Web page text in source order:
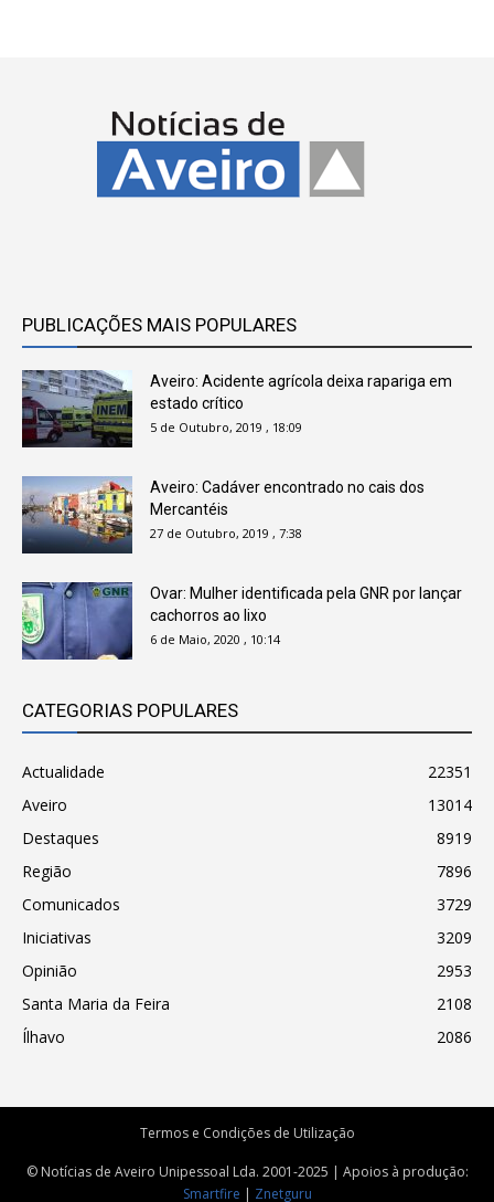
PUBLICAÇÕES MAIS POPULARES
Aveiro: Acidente agrícola deixa rapariga em
estado crítico
5 de Outubro, 2019 , 18:09
Aveiro: Cadáver encontrado no cais dos
Mercantéis
27 de Outubro, 2019 , 7:38
Ovar: Mulher identificada pela GNR por lançar
cachorros ao lixo
6 de Maio, 2020 , 10:14
CATEGORIAS POPULARES
Actualidade
22351
Aveiro
13014
Destaques
8919
Região
7896
Comunicados
3729
Iniciativas
3209
Opinião
2953
Santa Maria da Feira
2108
Ílhavo
2086
Termos e Condições de Utilização
© Notícias de Aveiro Unipessoal Lda. 2001-2025 | Apoios à produção:
Smartfire | Znetguru